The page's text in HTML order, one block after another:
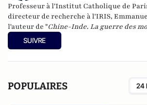
2018),Joe Biden : le 3e mandat de Barack
2019), labiographie de Joe Biden (Nouveau
Géopolitique des Etats-Unis(Puf, 2022).
Professeur à l'Institut Catholique de
directeur de recherche à l'IRIS,
l'auteur de "Chine-Inde. La guerre des
Le Cerf (à paraître le 27 février).
SUIVRE
POPULAIRES 24